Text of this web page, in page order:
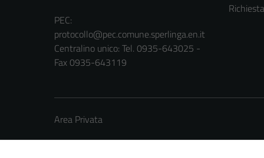
PEC:
protocollo@pec.comune.sperlinga.en.it
Centralino unico: Tel. 0935-643025 -
Fax 0935-643119
Area Privata